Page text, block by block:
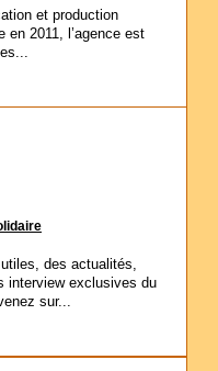
et production
2011, l’agence est
des actualités,
interview exclusives du
sur...